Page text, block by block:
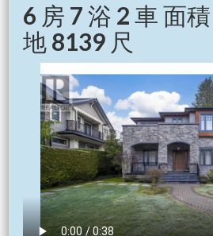
6 房 7 浴 2 車 面
地 8139 尺